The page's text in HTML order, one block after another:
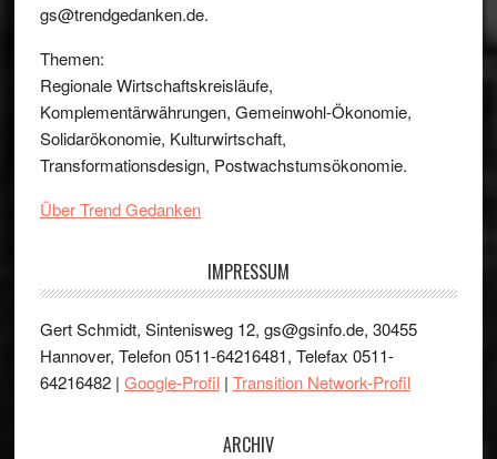
gs@trendgedanken.de.
Themen:
Regionale Wirtschaftskreisläufe,
Komplementärwährungen, Gemeinwohl-Ökonomie,
Solidarökonomie, Kulturwirtschaft,
Transformationsdesign, Postwachstumsökonomie.
Über Trend Gedanken
IMPRESSUM
Gert Schmidt, Sintenisweg 12, gs@gsinfo.de, 30455
Hannover, Telefon 0511-64216481, Telefax 0511-
64216482 | Google-Profil| Transition Network-Profil
ARCHIV